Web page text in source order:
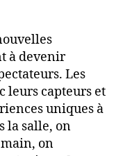
à devenir
Les
leurs capteurs et
uniques à
la salle, on
on